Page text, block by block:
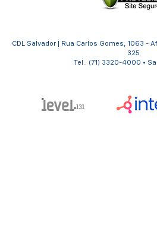
CDL Salvador | Rua Carlos Gomes, 1063 -
325
Tel.: (71) 3320-4000 •